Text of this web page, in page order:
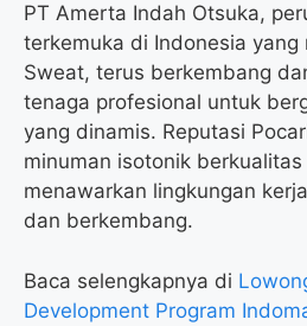
PT Amerta Indah Otsuka,
terkemuka di Indonesia yang
Sweat, terus berkembang
tenaga profesional untuk
yang dinamis. Reputasi
minuman isotonik
menawarkan lingkungan
dan berkembang.
Baca selengkapnya di
Development Program